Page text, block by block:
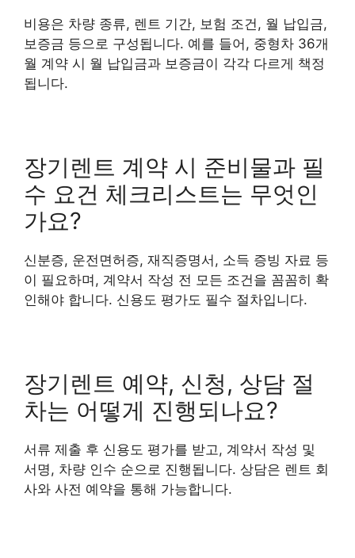
비용은 차량 종류, 렌트 기간, 보험 조건, 월 납입금,
보증금 등으로 구성됩니다. 예를 들어, 중형차 36개
월 계약 시 월 납입금과 보증금이 각각 다르게 책정
됩니다.
장기렌트 계약 시 준비물과 필
수 요건 체크리스트는 무엇인
가요?
신분증, 운전면허증, 재직증명서, 소득 증빙 자료 등
이 필요하며, 계약서 작성 전 모든 조건을 꼼꼼히 확
인해야 합니다. 신용도 평가도 필수 절차입니다.
장기렌트 예약, 신청, 상담 절
차는 어떻게 진행되나요?
서류 제출 후 신용도 평가를 받고, 계약서 작성 및
서명, 차량 인수 순으로 진행됩니다. 상담은 렌트 회
사와 사전 예약을 통해 가능합니다.